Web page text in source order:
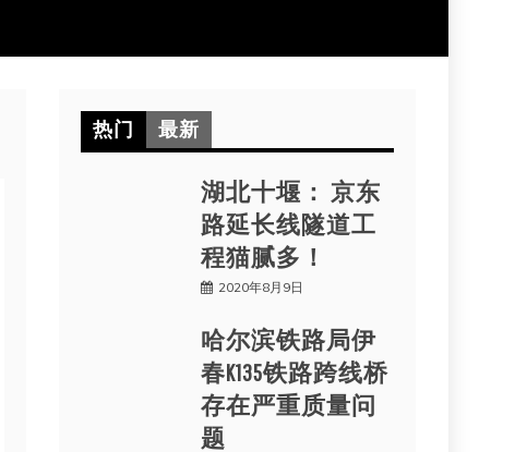
热门 最新
湖北十堰： 京东
路延长线隧道工
程猫腻多！
2020年8月9日
哈尔滨铁路局伊
春K135铁路跨线桥
存在严重质量问
题